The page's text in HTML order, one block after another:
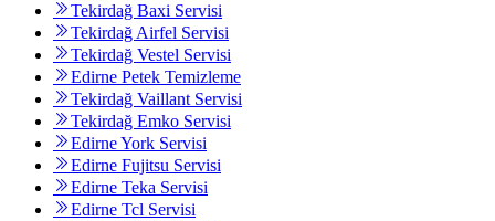
Tekirdağ Baxi Servisi
Tekirdağ Airfel Servisi
Tekirdağ Vestel Servisi
Edirne Petek Temizleme
Tekirdağ Vaillant Servisi
Tekirdağ Emko Servisi
Edirne York Servisi
Edirne Fujitsu Servisi
Edirne Teka Servisi
Edirne Tcl Servisi